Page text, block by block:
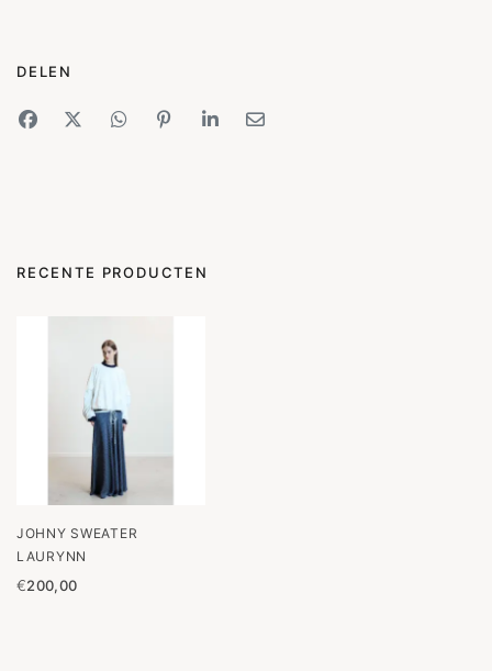
DELEN
RECENTE PRODUCTEN
JOHNY SWEATER
LAURYNN
€200,00